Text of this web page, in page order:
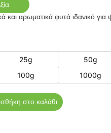
και αρωματικά φυτά ιδανικό για
25g
50g
100g
1000g
στο καλάθι